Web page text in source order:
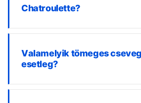
Chatroulette?
Valamelyik tömeges
esetleg?